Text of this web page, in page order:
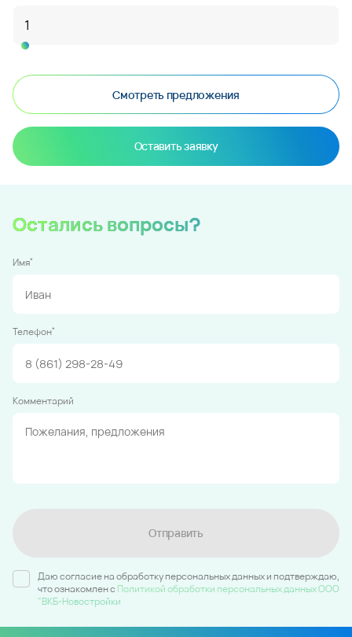
Смотреть предложения
Оставить заявку
Остались вопросы?
Имя*
Телефон*
Комментарий
Отправить
Даю согласие на обработку персональных данных и подтверждаю,
что ознакомлен c Политикой обработки персональных данных ООО
"ВКБ-Новостройки